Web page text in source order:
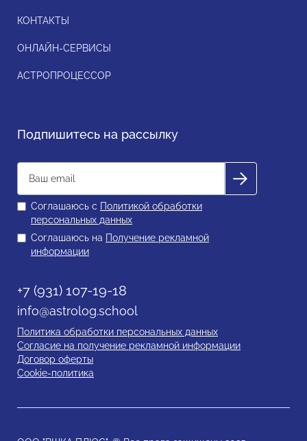
КОНТАКТЫ
ОНЛАЙН-СЕРВИСЫ
АСТРОПРОЦЕССОР
Подпишитесь на рассылку
Соглашаюсь с Политикой обработки
персональных данных
Соглашаюсь на Получение рекламной
информации
+7 (931) 107-19-18
info@astrolog.school
Политика обработки персональных данных
Согласие на получение рекламной информации
Договор оферты
Cookie-политика